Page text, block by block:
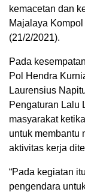
kemacetan dan
Majalaya
(21/2/2021).
Pada
Pol Hendra
Laurensius
Pengaturan Lalu
masyarakat
untuk membantu
aktivitas kerja
“Pada kegiatan
pengendara